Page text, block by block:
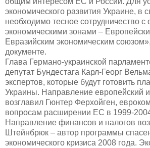
экономического развития Украине, в
необходимо тесное сотрудничество с
экономическими зонами –
Евразийским экономическим союзом»,
документе.
Глава Германо-украинской
депутат Бундестага Карл-Георг
экспертов, которые будут готовить
Украины. Направление европейский
возглавил Гюнтер Ферхойген,
вопросам расширении ЕС в 1999-
Направление финансов и налогов
Штейнбрюк – автор программы
экономического кризиса 2008 года.